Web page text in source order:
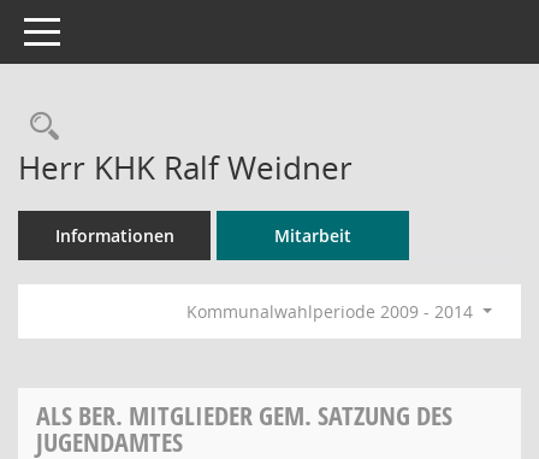
Toggle navigation
Rechercheauswahl
Herr KHK Ralf Weidner
Informationen Mitarbeit
Kommunalwahlperiode 2009 - 2014
ALS BER. MITGLIEDER GEM. SATZUNG DES
JUGENDAMTES